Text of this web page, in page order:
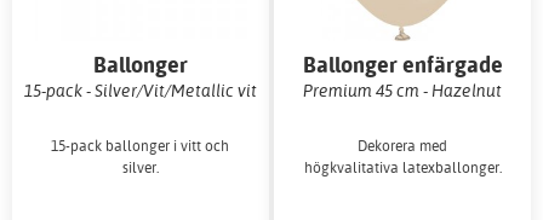
Ballonger
15-pack - Silver/Vit/Metallic vit
15-pack ballonger i vitt och
silver.
Ballonger enfärgade
Premium 45 cm - Hazelnut
Dekorera med
högkvalitativa latexballonger.